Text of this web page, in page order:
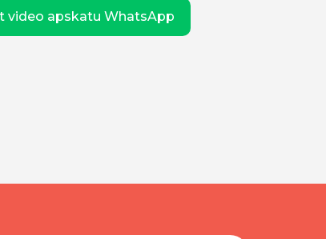
video apskatu WhatsApp